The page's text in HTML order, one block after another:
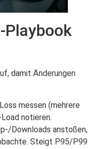
Playbook
damit Änderungen
messen (mehrere
notieren.
Downloads anstoßen,
Steigt P95/P99